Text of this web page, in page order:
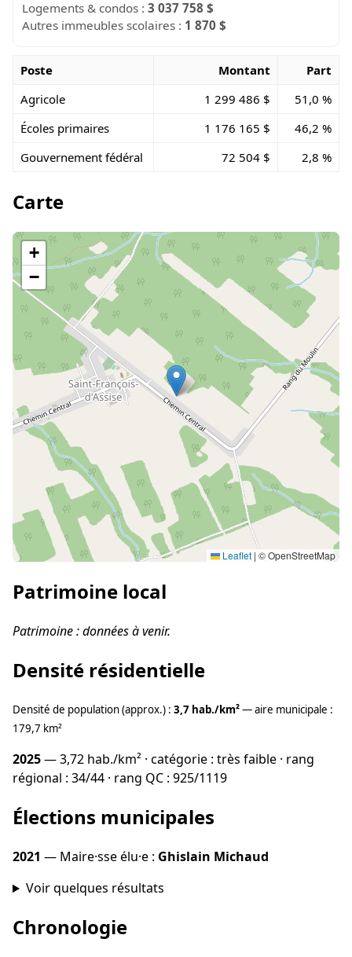
Logements & condos :3 037 758 $
Autres immeubles scolaires : 1 870 $
Poste Montant
Part
Agricole
1 299 486 $
51,0 %
Écoles primaires
1 176 165 $
46,2 %
Gouvernement fédéral
72 504 $ 2,8 %
Carte
+
−
Leaflet | © OpenStreetMap
Patrimoine local
Patrimoine : données à venir.
Densité résidentielle
Densité de population (approx.) : 3,7 hab./km²— aire municipale :
179,7 km²
2025— 3,72 hab./km² · catégorie : très faible · rang
régional : 34/44 · rang QC : 925/1119
Élections municipales
2021 — Maire·sse élu·e : Ghislain Michaud
Voir quelques résultats
Chronologie